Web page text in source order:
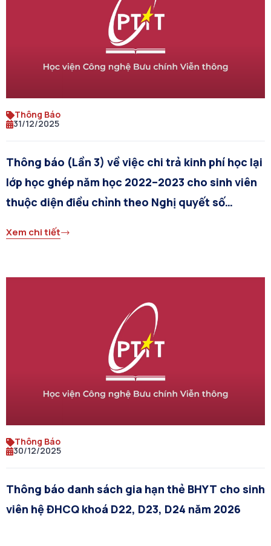
Thông Báo
31/12/2025
Thông báo (Lần 3) về việc chi trả kinh phí học lại
lớp học ghép năm học 2022–2023 cho sinh viên
thuộc diện điều chỉnh theo Nghị quyết số
Xem chi tiết
Thông Báo
30/12/2025
Thông báo danh sách gia hạn thẻ BHYT cho sinh
viên hệ ĐHCQ khoá D22, D23, D24 năm 2026